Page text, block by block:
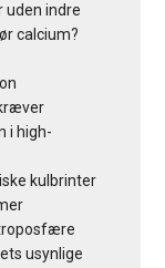
uden indre
calcium?
i high-
kulbrinter
usynlige